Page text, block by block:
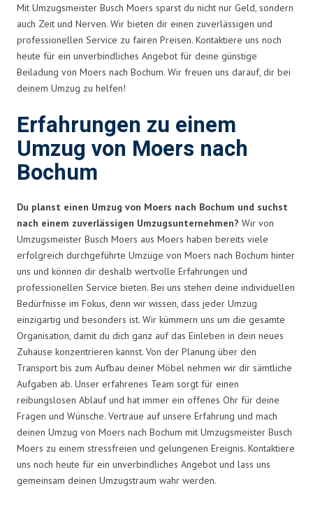
Mit Umzugsmeister Busch Moers sparst du nicht nur Geld, sondern
auch Zeit und Nerven. Wir bieten dir einen zuverlässigen und
professionellen Service zu fairen Preisen. Kontaktiere uns noch
heute für ein unverbindliches Angebot für deine günstige
Beiladung von Moers nach Bochum. Wir freuen uns darauf, dir bei
deinem Umzug zu helfen!
Erfahrungen zu einem
Umzug von Moers nach
Bochum
Du planst einen Umzug von Moers nach Bochum und suchst
nach einem zuverlässigen Umzugsunternehmen? Wir von
Umzugsmeister Busch Moers aus Moers haben bereits viele
erfolgreich durchgeführte Umzüge von Moers nach Bochum hinter
uns und können dir deshalb wertvolle Erfahrungen und
professionellen Service bieten. Bei uns stehen deine individuellen
Bedürfnisse im Fokus, denn wir wissen, dass jeder Umzug
einzigartig und besonders ist. Wir kümmern uns um die gesamte
Organisation, damit du dich ganz auf das Einleben in dein neues
Zuhause konzentrieren kannst. Von der Planung über den
Transport bis zum Aufbau deiner Möbel nehmen wir dir sämtliche
Aufgaben ab. Unser erfahrenes Team sorgt für einen
reibungslosen Ablauf und hat immer ein offenes Ohr für deine
Fragen und Wünsche. Vertraue auf unsere Erfahrung und mach
deinen Umzug von Moers nach Bochum mit Umzugsmeister Busch
Moers zu einem stressfreien und gelungenen Ereignis. Kontaktiere
uns noch heute für ein unverbindliches Angebot und lass uns
gemeinsam deinen Umzugstraum wahr werden.